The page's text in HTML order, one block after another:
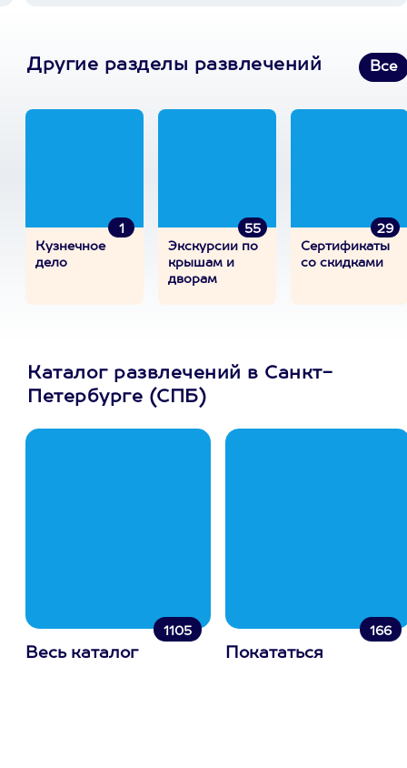
Другие разделы развлечений Все
1
Кузнечное
дело
55
Экскурсии по
крышам и
дворам
29
Сертификаты
со скидками
Каталог развлечений в Санкт-
Петербурге (СПБ)
1105
Весь каталог
166
Покататься